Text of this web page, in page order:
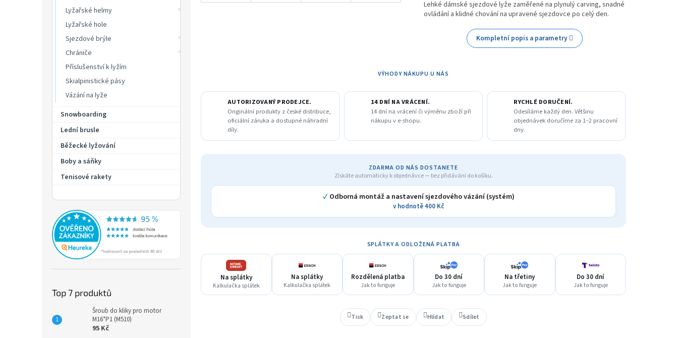
Lyžařské helmy
Lyžařské hole
Sjezdové brýle
Chrániče
Příslušenství k lyžím
Skialpinistické pásy
Vázání na lyže
Snowboarding
Lední brusle
Běžecké lyžování
Boby a sáňky
Tenisové rakety
Top 7 produktů
Šroub do kliky pro motor
M16*P1 (M510)
95 Kč
R
A
Lehké dámské sjezdové lyže zaměřené na plynulý carving, snadné
ovládání a klidné chování na upravené sjezdovce po celý den.
Kompletní popis a parametry
VÝHODY NÁKUPU U NÁS
AUTORIZOVANÝ PRODEJCE.
Originální produkty z české distribuce,
oficiální záruka a dostupné náhradní
díly.
14 DNÍ NA VRÁCENÍ.
14 dní na vrácení či výměnu zboží při
nákupu v e-shopu.
RYCHLÉ DORUČENÍ.
Odesíláme každý den. Většinu
objednávek doručíme za 1–2 pracovní
dny.
ZDARMA OD NÁS DOSTANETE
Získáte automaticky k objednávce — bez přidávání do košíku.
✓ Odborná montáž a nastavení sjezdového vázání (systém)
v hodnotě 400 Kč
SPLÁTKY A ODLOŽENÁ PLATBA
Na splátky
Kalkulačka splátek
Na splátky
Kalkulačka splátek
Rozdělená platba
Jak to funguje
Do 30 dní
Jak to funguje
Na třetiny
Jak to funguje
Do 30 dní
Jak to funguje
Tisk Zeptat se Hlídat Sdílet